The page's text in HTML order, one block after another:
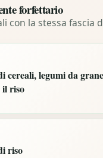
forfettario
con la stessa fascia
cereali, legumi da
il riso
riso